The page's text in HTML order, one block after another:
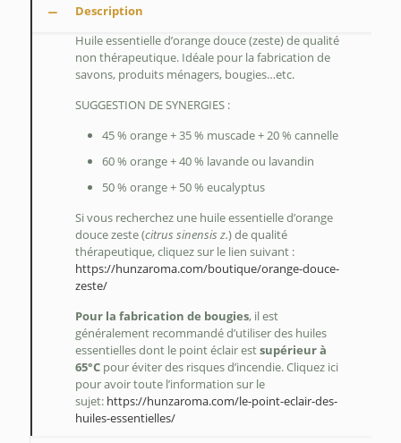
Description
Huile essentielle d’orange douce (zeste) de qualité
non thérapeutique. Idéale pour la fabrication de
savons, produits ménagers, bougies…etc.
SUGGESTION DE SYNERGIES :
45 % orange + 35 % muscade + 20 % cannelle
60 % orange + 40 % lavande ou lavandin
50 % orange + 50 % eucalyptus
Si vous recherchez une huile essentielle d’orange
douce zeste (citrus sinensis z.) de qualité
thérapeutique, cliquez sur le lien suivant :
https://hunzaroma.com/boutique/orange-douce-
zeste/
Pour la fabrication de bougies, il est
généralement recommandé d’utiliser des huiles
essentielles dont le point éclair estsupérieur à
65°C pour éviter des risques d’incendie. Cliquez ici
pour avoir toute l’information sur le
sujet: https://hunzaroma.com/le-point-eclair-des-
huiles-essentielles/